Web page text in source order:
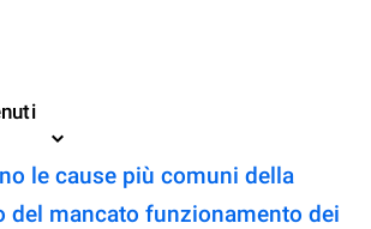
le cause più comuni della
del mancato funzionamento dei